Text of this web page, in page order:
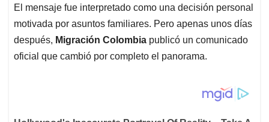
El mensaje fue interpretado como una decisión personal
motivada por asuntos familiares. Pero apenas unos días
después, Migración Colombia publicó un comunicado
oficial que cambió por completo el panorama.